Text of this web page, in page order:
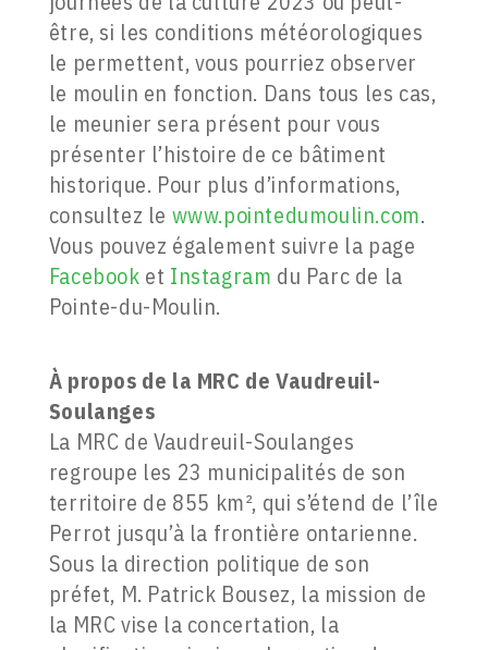
être, si les conditions météorologiques
le permettent, vous pourriez observer
le moulin en fonction. Dans tous les cas,
le meunier sera présent pour vous
présenter l’histoire de ce bâtiment
historique. Pour plus d’informations,
consultez le www.pointedumoulin.com.
Vous pouvez également suivre la page
Facebook et Instagram du Parc de la
Pointe-du-Moulin.
À propos de la MRC de Vaudreuil-
Soulanges
La MRC de Vaudreuil-Soulanges
regroupe les 23 municipalités de son
territoire de 855 km², qui s’étend de l’île
Perrot jusqu’à la frontière ontarienne.
Sous la direction politique de son
préfet, M. Patrick Bousez, la mission de
la MRC vise la concertation, la